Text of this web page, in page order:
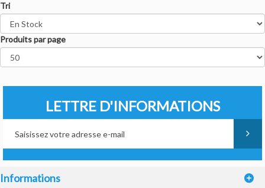
Tri
Produits par page
LETTRE D'INFORMATIONS
Informations